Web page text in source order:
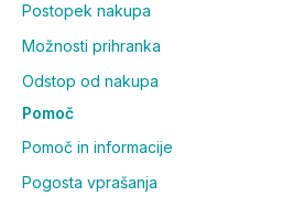
Postopek nakupa
Možnosti prihranka
Odstop od nakupa
Pomoč
Pomoč in informacije
Pogosta vprašanja